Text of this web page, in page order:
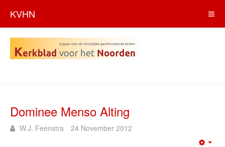
KVHN
Dominee Menso Alting
W.J. Feenstra 24 November 2012